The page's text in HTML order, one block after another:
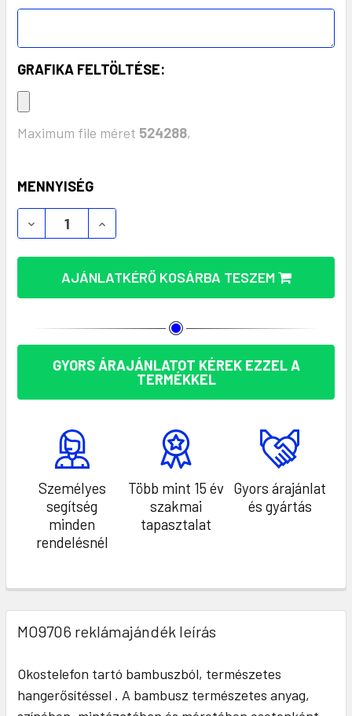
GRAFIKA FELTÖLTÉSE:
Maximum file méret 524288,
KÉSZLET:
MENNYISÉG
CARACOL BAMBUSZ TELEFONTARTÓ / ERŐSÍTŐ
CARACOL BAMBUSZ TELEFONTARTÓ /
AJÁNLATKÉRŐ KOSÁRBA TESZEM
GYORS ÁRAJÁNLATOT KÉREK EZZEL A
TERMÉKKEL
Személyes
segítség
minden
rendelésnél
Több mint 15 év
szakmai
tapasztalat
Gyors árajánlat
és gyártás
MO9706 reklámajándék leírás
Okostelefon tartó bambuszból, természetes
hangerősítéssel . A bambusz természetes anyag,